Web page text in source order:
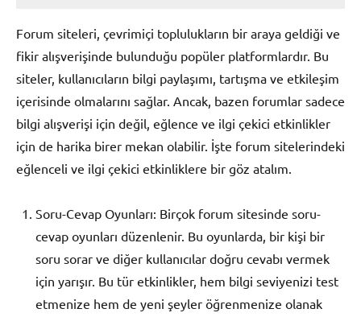
Forum siteleri, çevrimiçi toplulukların bir araya geldiği ve
fikir alışverişinde bulunduğu popüler platformlardır. Bu
siteler, kullanıcıların bilgi paylaşımı, tartışma ve etkileşim
içerisinde olmalarını sağlar. Ancak, bazen forumlar sadece
bilgi alışverişi için değil, eğlence ve ilgi çekici etkinlikler
için de harika birer mekan olabilir. İşte forum sitelerindeki
eğlenceli ve ilgi çekici etkinliklere bir göz atalım.
Soru-Cevap Oyunları: Birçok forum sitesinde soru-
cevap oyunları düzenlenir. Bu oyunlarda, bir kişi bir
soru sorar ve diğer kullanıcılar doğru cevabı vermek
için yarışır. Bu tür etkinlikler, hem bilgi seviyenizi test
etmenize hem de yeni şeyler öğrenmenize olanak